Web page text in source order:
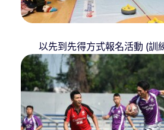
以先到先得方式報名活動 (訓